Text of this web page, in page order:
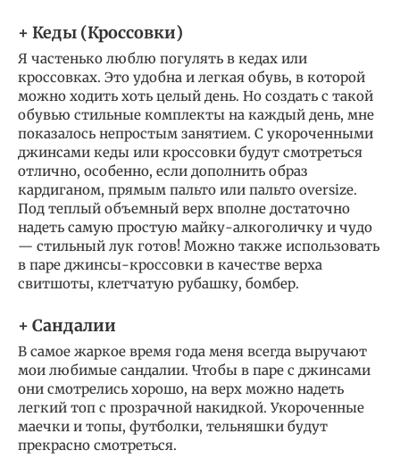
+ Кеды (Кроссовки)
Я частенько люблю погулять в кедах или
кроссовках. Это удобна и легкая обувь, в которой
можно ходить хоть целый день. Но создать с такой
обувью стильные комплекты на каждый день, мне
показалось непростым занятием. С укороченными
джинсами кеды или кроссовки будут смотреться
отлично, особенно, если дополнить образ
кардиганом, прямым пальто или пальто oversize.
Под теплый объемный верх вполне достаточно
надеть самую простую майку-алкоголичку и чудо
— стильный лук готов! Можно также использовать
в паре джинсы-кроссовки в качестве верха
свитшоты, клетчатую рубашку, бомбер.
+ Сандалии
В самое жаркое время года меня всегда выручают
мои любимые сандалии. Чтобы в паре с джинсами
они смотрелись хорошо, на верх можно надеть
легкий топ с прозрачной накидкой. Укороченные
маечки и топы, футболки, тельняшки будут
прекрасно смотреться.